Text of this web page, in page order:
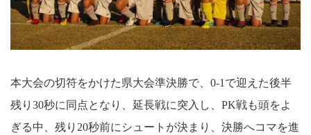
本大会の切符をかけた県大会準決勝で、0-1で迎えた後半
残り30秒に同点となり、延長戦に突入し、PK戦も頭をよ
ぎる中、残り20秒前にシュートが決まり、決勝へコマを進